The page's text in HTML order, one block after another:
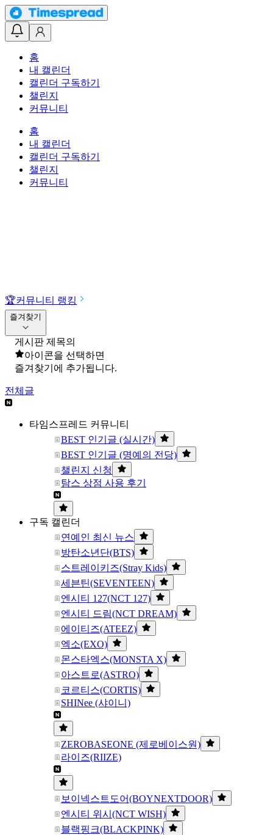
홈
내 캘린더
캘린더 구독하기
챌린지
커뮤니티
홈
내 캘린더
캘린더 구독하기
챌린지
커뮤니티
🏆커뮤니티 랭킹
즐겨찾기
게시판 제목의
아이콘을 선택하면
즐겨찾기에 추가됩니다.
전체글
타임스프레드 커뮤니티
BEST 인기글 (실시간)
BEST 인기글 (명예의 전당)
챌린지 신청
탐스 상점 사용 후기
구독 캘린더
연예인 최신 뉴스
방탄소년단(BTS)
스트레이키즈(Stray Kids)
세븐틴(SEVENTEEN)
엔시티 127(NCT 127)
엔시티 드림(NCT DREAM)
에이티즈(ATEEZ)
엑소(EXO)
몬스타엑스(MONSTA X)
아스트로(ASTRO)
코르티스(CORTIS)
SHINee (샤이니)
ZEROBASEONE (제로베이스원)
라이즈(RIIZE)
보이넥스트도어(BOYNEXTDOOR)
엔시티 위시(NCT WISH)
블랙핑크(BLACKPINK)